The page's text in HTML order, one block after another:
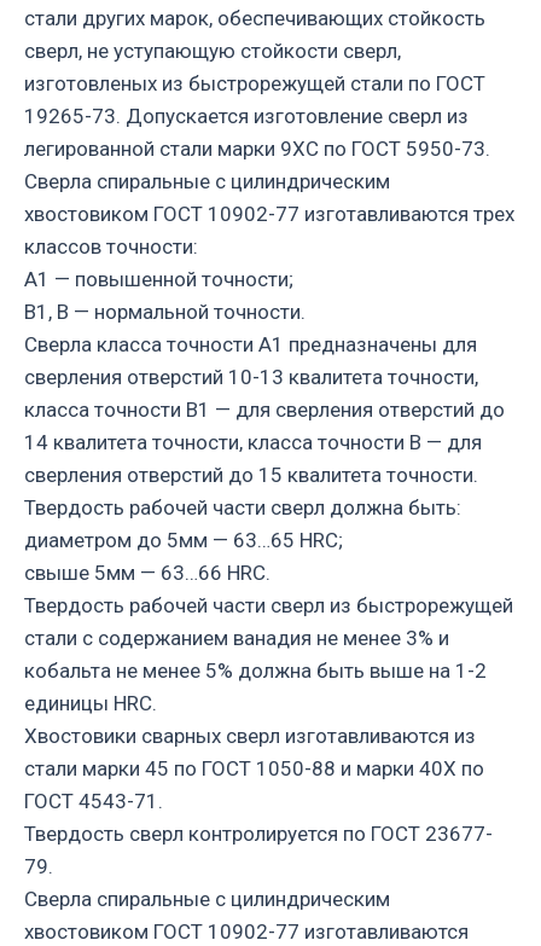
стали других марок, обеспечивающих стойкость
сверл, не уступающую стойкости сверл,
изготовленых из быстрорежущей стали по ГОСТ
19265-73. Допускается изготовление сверл из
легированной стали марки 9ХС по ГОСТ 5950-73.
Сверла спиральные с цилиндрическим
хвостовиком ГОСТ 10902-77 изготавливаются трех
классов точности:
А1 — повышенной точности;
В1, В — нормальной точности.
Сверла класса точности А1 предназначены для
сверления отверстий 10-13 квалитета точности,
класса точности В1 — для сверления отверстий до
14 квалитета точности, класса точности В — для
сверления отверстий до 15 квалитета точности.
Твердость рабочей части сверл должна быть:
диаметром до 5мм — 63…65 HRC;
свыше 5мм — 63…66 HRC.
Твердость рабочей части сверл из быстрорежущей
стали с содержанием ванадия не менее 3% и
кобальта не менее 5% должна быть выше на 1-2
единицы HRC.
Хвостовики сварных сверл изготавливаются из
стали марки 45 по ГОСТ 1050-88 и марки 40Х по
ГОСТ 4543-71.
Твердость сверл контролируется по ГОСТ 23677-
79.
Сверла спиральные с цилиндрическим
хвостовиком ГОСТ 10902-77 изготавливаются